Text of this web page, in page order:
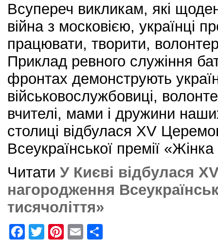
Всупереч викликам, які
війна з московією, українці
працювати, творити,
Приклад ревного служіння
фронтах демонструють
військовослужбовиці,
вчителі, мами і дружини
столиці відбулася XV
Всеукраїнської премії «Жінка
Читати У Києві відбулася
нагородження
тисячоліття»
F
T
Pi
E